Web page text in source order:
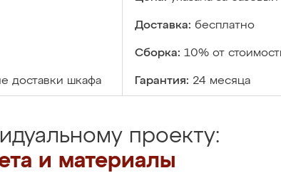
Доставка: бесплатно
Сборка: 10% от
доставки шкафа Гарантия: 24 месяца
проекту:
и материалы